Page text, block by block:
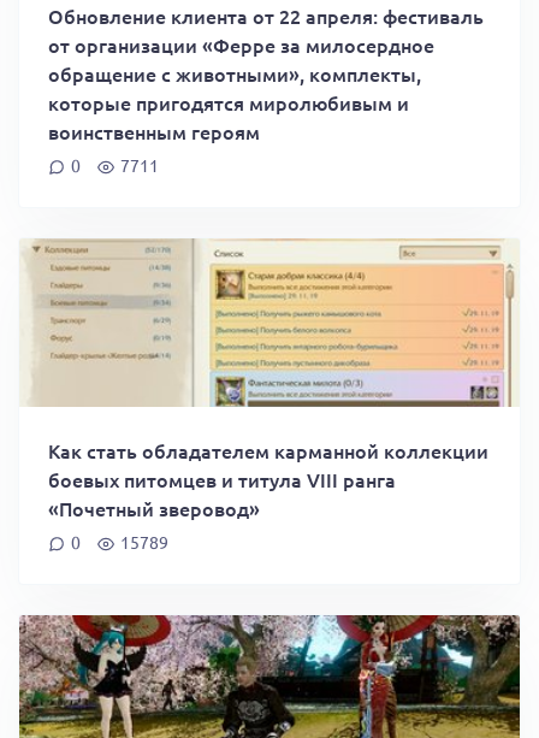
Обновление клиента от 22 апреля: фестиваль
от организации «Ферре за милосердное
обращение с животными», комплекты,
которые пригодятся миролюбивым и
воинственным героям
0 7711
Как стать обладателем карманной коллекции
боевых питомцев и титула VIII ранга
«Почетный зверовод»
0 15789